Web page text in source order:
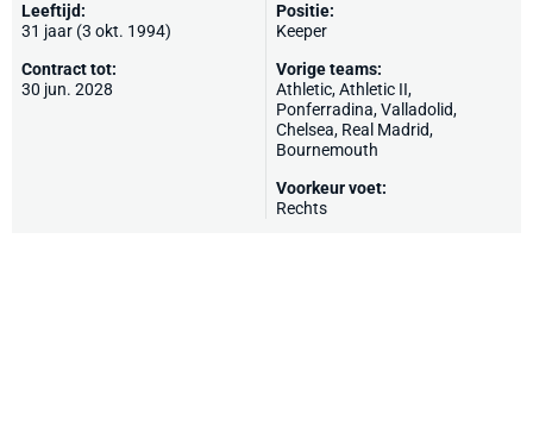
Leeftijd:
31 jaar (3 okt. 1994)
Contract tot:
30 jun. 2028
Positie:
Keeper
Vorige teams:
Athletic,Athletic II,
Ponferradina,Valladolid,
Chelsea, Real Madrid,
Bournemouth
Voorkeur voet:
Rechts